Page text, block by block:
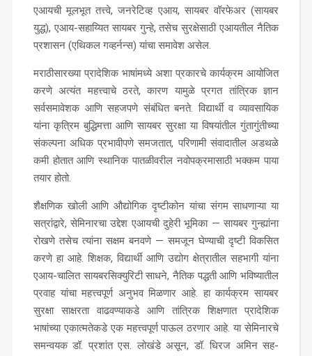
एआयची मूलभूत तत्त्वे, जनरेटिव्ह एआय, सायबर वॉरफेअर (सायबर
युद्ध), एआय-सहाय्यित सायबर गुन्हे, तसेच सुरक्षेसाठी एआयतील नैतिक
प्रशासन (एथिकल गव्हर्नन्स) यांचा समावेश असेल.
मराठीसारख्या प्रादेशिक भाषांमध्ये अशा प्रकारचे कार्यक्रम आयोजित
करणे अत्यंत महत्त्वाचे ठरते, कारण यामुळे प्रगत तांत्रिक ज्ञान
सर्वसमावेशक आणि सहजपणे संबंधित बनते. विद्यार्थी व व्यावसायिक
यांना कृत्रिम बुद्धिमत्ता आणि सायबर सुरक्षा या विषयांतील गुंतागुंतीच्या
संकल्पना अधिक प्रभावीपणे समजतात, परिणामी संवादातील अडथळे
कमी होतात आणि स्थानिक पातळीवरील नवोपक्रमासाठी भक्कम पाया
तयार होतो.
शैक्षणिक खोली आणि औद्योगिक दृष्टीकोन यांचा संगम साधणाऱ्या या
सत्रांद्वारे, सेमिनारचा उद्देश एआयची दुहेरी भूमिका — सायबर गुन्ह्यांना
रोखणे तसेच त्यांना सक्षम बनवणे — समजून घेण्याची दृष्टी विकसित
करणे हा आहे. शिक्षक, विद्यार्थी आणि उद्योग क्षेत्रातील सहभागी यांना
एआय-चालित सायबरसिक्युरिटी साधने, नैतिक पद्धती आणि भविष्यातील
प्रवाह यांचा महत्त्वपूर्ण अनुभव मिळणार आहे. हा कार्यक्रम सायबर
सुरक्षा साक्षरता वाढवण्याकडे आणि तांत्रिक शिक्षणात प्रादेशिक
भाषांच्या एकात्मतेकडे एक महत्त्वपूर्ण पाऊल ठरणार आहे. या सेमिनारचे
समन्वयक डॉ. प्रशांत एस. लोखंडे असून, डॉ. धिरज अमिन सह-